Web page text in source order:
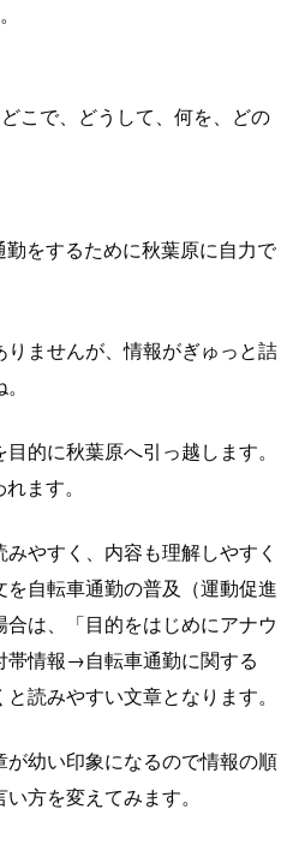
こで、どうして、何を、どの
をするために秋葉原に自力で
ませんが、情報がぎゅっと詰
的に秋葉原へ引っ越します。
ます。
やすく、内容も理解しやすく
自転車通勤の普及（運動促進
は、「目的をはじめにアナウ
情報→自転車通勤に関する
読みやすい文章となります。
幼い印象になるので情報の順
方を変えてみます。